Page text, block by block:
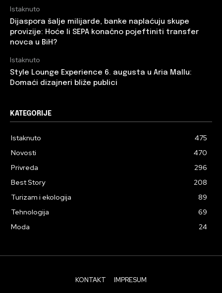
Istaknuto
Dijaspora šalje milijarde, banke naplaćuju skupe
provizije: Hoće li SEPA konačno pojeftiniti transfer
novca u BiH?
Istaknuto
Style Lounge Experience 6. augusta u Aria Mallu:
Domaći dizajneri bliže publici
KATEGORIJE
Istaknuto
475
Novosti
470
Privreda
296
Best Story
208
Turizam i ekologija
89
Tehnologija
69
Moda
24
KONTAKT IMPRESUM